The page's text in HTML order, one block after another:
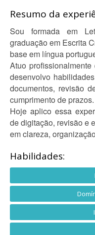
Resumo da
Sou formada em
graduação em Escrita
base em língua
Atuo
desenvolvo
documentos, revisão
cumprimento de prazos.
Hoje aplico essa
de digitação, revisão e
em clareza,
Habilidades: